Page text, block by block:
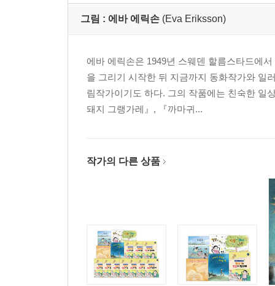
그림 : 에바 에릭손 (Eva Eriksson)
에바 에릭손은 1949년 스웨덴 할름스타드에
을 그리기 시작한 뒤 지금까지 동화작가와 일
림작가이기도 하다. 그의 작품에는 친숙한 일
돼지 그랭가레』, 『까마귀...
작가의 다른 상품